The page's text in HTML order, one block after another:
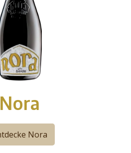
Nora
Entdecke Nora